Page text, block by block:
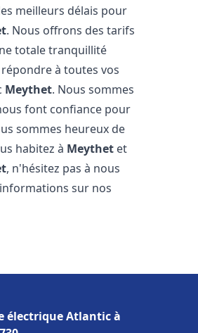
meilleurs délais pour
. Nous offrons des tarifs
totale tranquillité
à toutes vos
Meythet. Nous sommes
font confiance pour
sommes heureux de
habitez à Meythet et
, n'hésitez pas à nous
sur nos
électrique Atlantic à